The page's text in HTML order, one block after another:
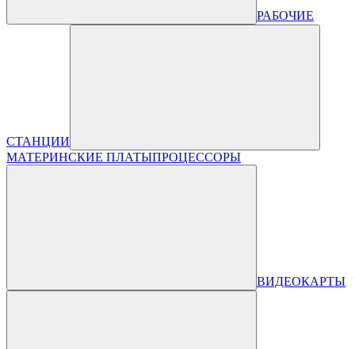
РАБОЧИЕ
СТАНЦИИ
МАТЕРИНСКИЕ ПЛАТЫПРОЦЕССОРЫ
ВИДЕОКАРТЫ